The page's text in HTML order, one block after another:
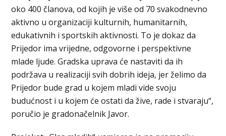
oko 400 članova, od kojih je više od 70 svakodnevno
aktivno u organizaciji kulturnih, humanitarnih,
edukativnih i sportskih aktivnosti. To je dokaz da
Prijedor ima vrijedne, odgovorne i perspektivne
mlade ljude. Gradska uprava će nastaviti da ih
podržava u realizaciji svih dobrih ideja, jer želimo da
Prijedor bude grad u kojem mladi vide svoju
budućnost i u kojem će ostati da žive, rade i stvaraju“,
poručio je gradonačelnik Javor.